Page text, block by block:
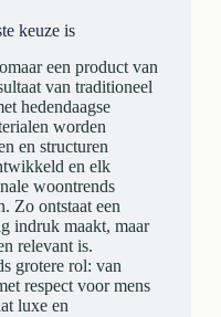
keuze is
een product van
van traditioneel
hedendaagse
worden
en structuren
en elk
woontrends
Zo ontstaat een
indruk maakt, maar
relevant is.
grotere rol: van
respect voor mens
luxe en